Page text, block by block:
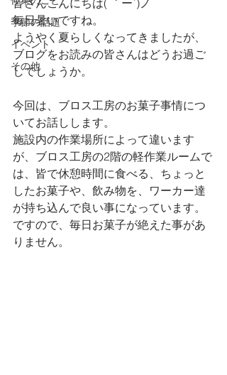
季節の話題
イベント
その他
皆さんこんにちは( ｀ー´)ノ
毎日暑いですね。
ようやく夏らしくなってきましたが、
ブログをお読みの皆さんはどうお過ご
しでしょうか。
今回は、ブロス工房のお菓子事情につ
いてお話しします。
施設内の作業場所によって違います
が、ブロス工房の2階の軽作業ルームで
は、皆で休憩時間に食べる、ちょっと
したお菓子や、飲み物を、ワーカー達
が持ち込んで良い事になっています。
ですので、毎日お菓子が絶えた事があ
りません。